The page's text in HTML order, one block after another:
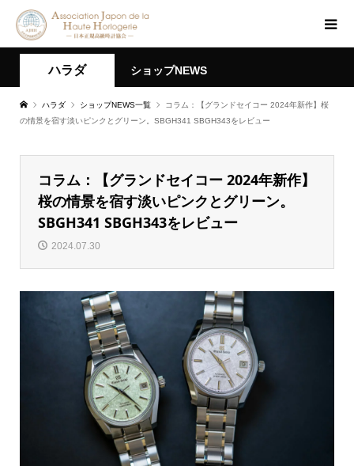
ハラダ ショップNEWS
ハラダ ショップNEWS一覧
コラム：【グランドセイコー 2024年新作】桜
の情景を宿す淡いピンクとグリーン。SBGH341 SBGH343をレビュー
コラム：【グランドセイコー 2024年新作】
桜の情景を宿す淡いピンクとグリーン。
SBGH341 SBGH343をレビュー
2024.07.30